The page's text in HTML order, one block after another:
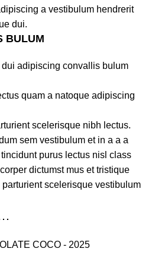
a vestibulum hendrerit
dui.
BULUM
adipiscing convallis bulum
quam a natoque adipiscing
scelerisque nibh lectus.
sem vestibulum et in a a a
purus lectus nisl class
dictumst mus et tristique
scelerisque vestibulum